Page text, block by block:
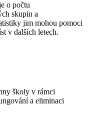
o počtu
skupin a
jim mohou pomoci
v dalších letech.
školy v rámci
a eliminaci